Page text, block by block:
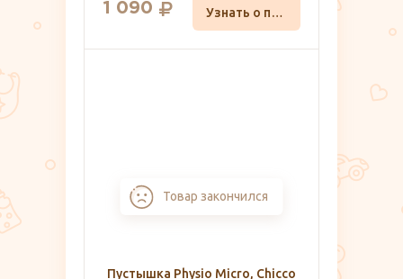
1 090 Узнать о поступлении
Товар закончился
Пустышка Physio Micro, Chicco